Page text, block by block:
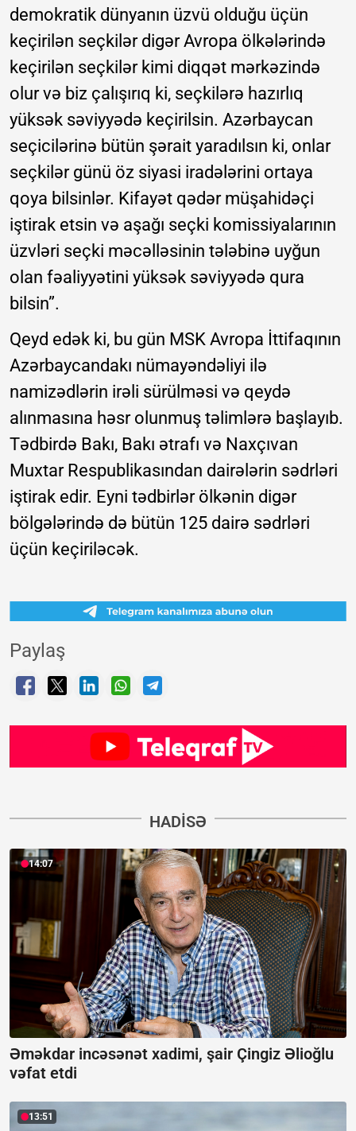
demokratik dünyanın üzvü olduğu üçün
keçirilən seçkilər digər Avropa ölkələrində
keçirilən seçkilər kimi diqqət mərkəzində
olur və biz çalışırıq ki, seçkilərə hazırlıq
yüksək səviyyədə keçirilsin. Azərbaycan
seçicilərinə bütün şərait yaradılsın ki, onlar
seçkilər günü öz siyasi iradələrini ortaya
qoya bilsinlər. Kifayət qədər müşahidəçi
iştirak etsin və aşağı seçki komissiyalarının
üzvləri seçki məcəlləsinin tələbinə uyğun
olan fəaliyyətini yüksək səviyyədə qura
bilsin”.
Qeyd edək ki, bu gün MSK Avropa İttifaqının
Azərbaycandakı nümayəndəliyi ilə
namizədlərin irəli sürülməsi və qeydə
alınmasına həsr olunmuş təlimlərə başlayıb.
Tədbirdə Bakı, Bakı ətrafı və Naxçıvan
Muxtar Respublikasından dairələrin sədrləri
iştirak edir. Eyni tədbirlər ölkənin digər
bölgələrində də bütün 125 dairə sədrləri
üçün keçiriləcək.
Paylaş
HADISƏ
14:07
Əməkdar incəsənət xadimi, şair Çingiz Əlioğlu
vəfat etdi
13:51